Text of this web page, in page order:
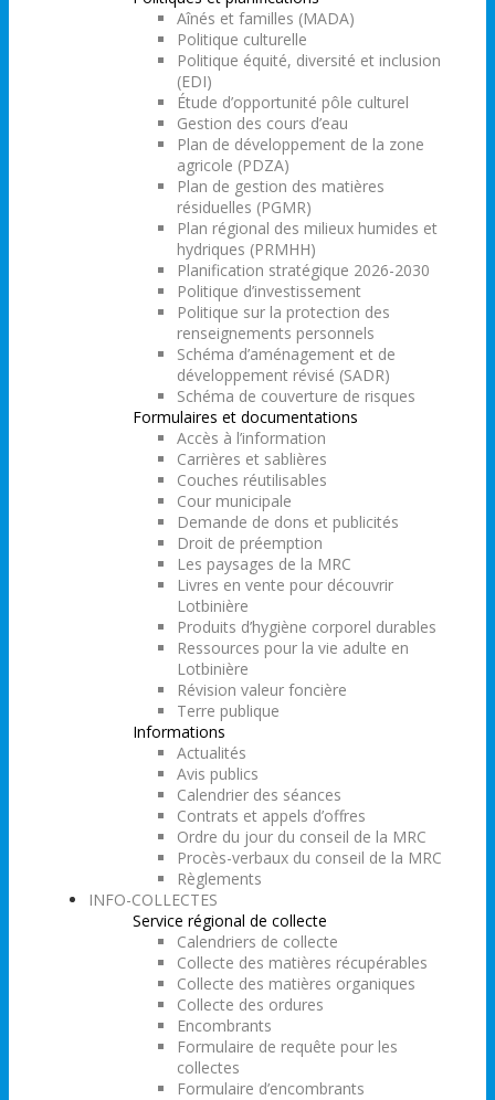
Aînés et familles (MADA)
Politique culturelle
Politique équité, diversité et inclusion
(EDI)
Étude d’opportunité pôle culturel
Gestion des cours d’eau
Plan de développement de la zone
agricole (PDZA)
Plan de gestion des matières
résiduelles (PGMR)
Plan régional des milieux humides et
hydriques (PRMHH)
Planification stratégique 2026-2030
Politique d’investissement
Politique sur la protection des
renseignements personnels
Schéma d’aménagement et de
développement révisé (SADR)
Schéma de couverture de risques
Formulaires et documentations
Accès à l’information
Carrières et sablières
Couches réutilisables
Cour municipale
Demande de dons et publicités
Droit de préemption
Les paysages de la MRC
Livres en vente pour découvrir
Lotbinière
Produits d’hygiène corporel durables
Ressources pour la vie adulte en
Lotbinière
Révision valeur foncière
Terre publique
Informations
Actualités
Avis publics
Calendrier des séances
Contrats et appels d’offres
Ordre du jour du conseil de la MRC
Procès-verbaux du conseil de la MRC
Règlements
INFO-COLLECTES
Service régional de collecte
Calendriers de collecte
Collecte des matières récupérables
Collecte des matières organiques
Collecte des ordures
Encombrants
Formulaire de requête pour les
collectes
Formulaire d’encombrants